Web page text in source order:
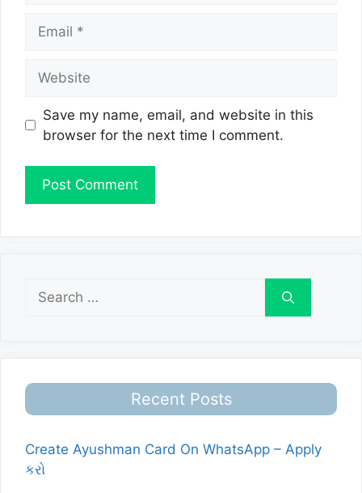
Save my name, email, and website in this
browser for the next time I comment.
Search
for:
Recent Posts
Create Ayushman Card On WhatsApp – Apply
કરો